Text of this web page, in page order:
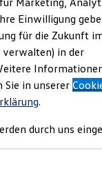
Einwilligung
für die Zukunft
verwalten) in der
Sie in unserer
.
durch uns